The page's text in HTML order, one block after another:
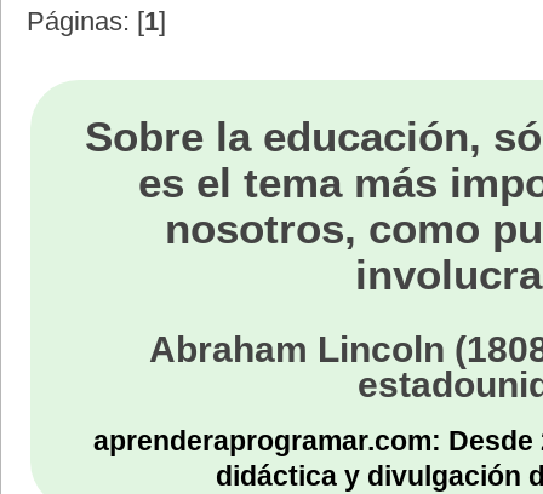
Páginas: [1]
Sobre la educación,
es el tema más
nosotros, como
Abraham Lincoln
aprenderaprogramar.com:
didáctica y divulgación